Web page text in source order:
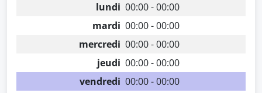
lundi 00:00 - 00:00
mardi 00:00 - 00:00
mercredi 00:00 - 00:00
jeudi 00:00 - 00:00
vendredi 00:00 - 00:00